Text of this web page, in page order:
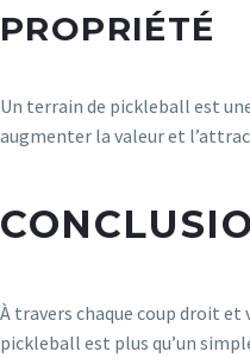
PROPRIÉTÉ
Un terrain de pickleball est
augmenter la valeur et
À travers chaque coup droit
pickleball est plus qu’un